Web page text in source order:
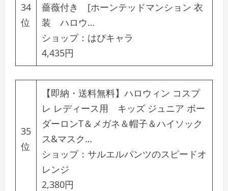
34
位
薔薇付き [ホーンテッドマンション 衣
装 ハロウ…
ショップ： はぴキャラ
4,435円
35
位
【即納・送料無料】ハロウィン コスプ
レ レディース用 キッズ ジュニア ボー
ダーロンT＆メガネ＆帽子＆ハイソック
ス&マスク…
ショップ： サルエルパンツのスピードオ
レンジ
2,380円